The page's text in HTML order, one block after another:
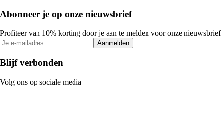
Abonneer je op onze nieuwsbrief
Profiteer van 10% korting door je aan te melden voor onze nieuwsbrief
Aanmelden
Blijf verbonden
Volg ons op sociale media